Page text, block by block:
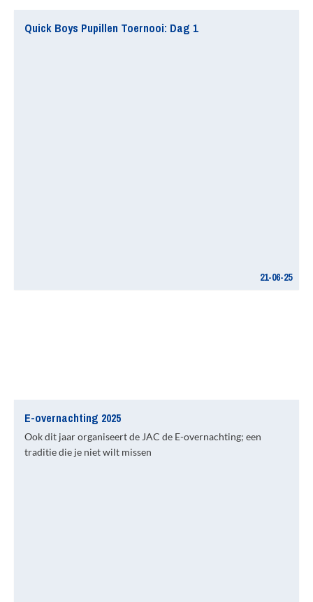
Quick Boys Pupillen Toernooi: Dag 1
21-06-25
E-overnachting 2025
Ook dit jaar organiseert de JAC de E-overnachting; een
traditie die je niet wilt missen